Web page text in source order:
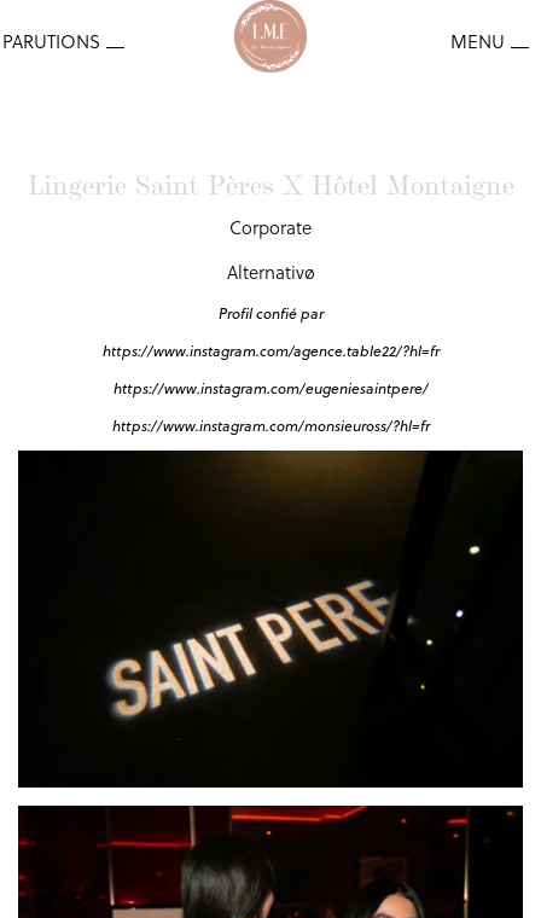
Lingerie Saint Pères X Hôtel Montaigne
Corporate
Alternativø
Profil confié par
https://www.instagram.com/agence.table22/?hl=fr
https://www.instagram.com/eugeniesaintpere/
https://www.instagram.com/monsieuross/?hl=fr